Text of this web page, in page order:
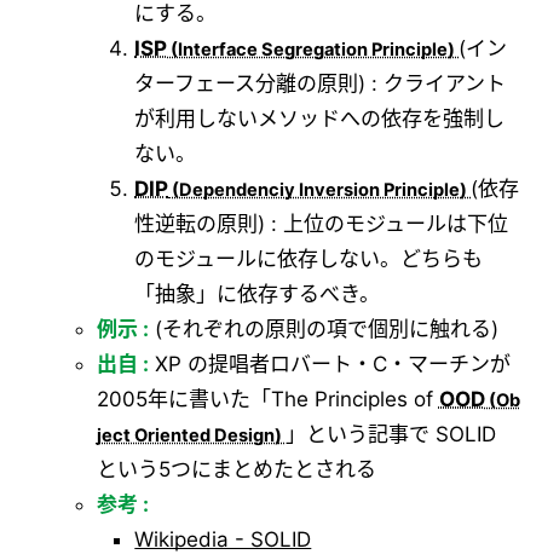
にする。
ISP
(イン
ターフェース分離の原則) : クライアント
が利用しないメソッドへの依存を強制し
ない。
DIP
(依存
性逆転の原則) : 上位のモジュールは下位
のモジュールに依存しない。どちらも
「抽象」に依存するべき。
例示 : (それぞれの原則の項で個別に触れる)
出自 : XP の提唱者ロバート・C・マーチンが
2005年に書いた「The Principles of OOD
」という記事で SOLID
という5つにまとめたとされる
参考 :
Wikipedia - SOLID